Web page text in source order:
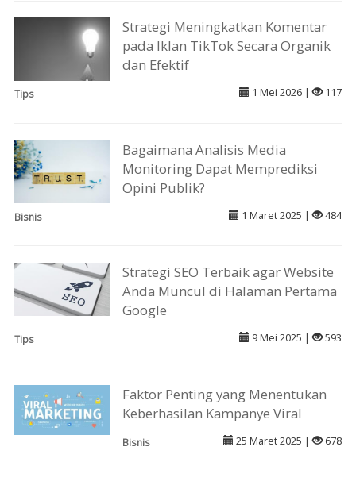
Strategi Meningkatkan Komentar
pada Iklan TikTok Secara Organik
dan Efektif
Tips 1 Mei 2026 | 117
Bagaimana Analisis Media
Monitoring Dapat Memprediksi
Opini Publik?
Bisnis 1 Maret 2025 | 484
Strategi SEO Terbaik agar Website
Anda Muncul di Halaman Pertama
Google
Tips 9 Mei 2025 | 593
Faktor Penting yang Menentukan
Keberhasilan Kampanye Viral
Bisnis 25 Maret 2025 | 678